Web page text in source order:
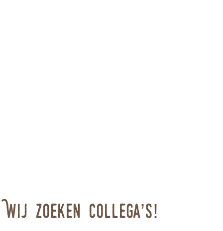
Wij zoeken collega’s!